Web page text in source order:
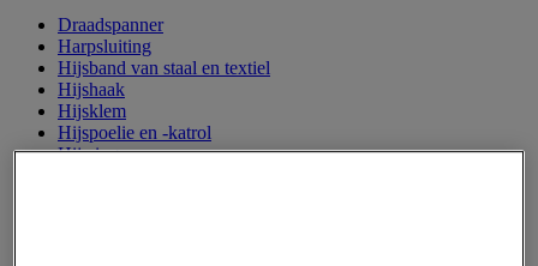
Draadspanner
Harpsluiting
Hijsband van staal en textiel
Hijshaak
Hijsklem
Hijspoelie en -katrol
Hijsring